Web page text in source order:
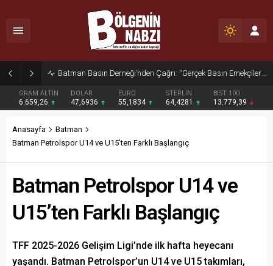
Zabıta Ekiplerinden Yol ve Kaldırım İşgaline Geçit Yok!
GRAM ALTIN
6.659,26
DOLAR
47,6936
EURO
55,1834
STERLİN
64,4281
BIST 100
13.779,39
Anasayfa
Batman
Batman Petrolspor U14 ve U15’ten Farklı Başlangıç
Batman Petrolspor U14 ve
U15’ten Farklı Başlangıç
TFF 2025-2026 Gelişim Ligi’nde ilk hafta heyecanı
yaşandı. Batman Petrolspor’un U14 ve U15 takımları,